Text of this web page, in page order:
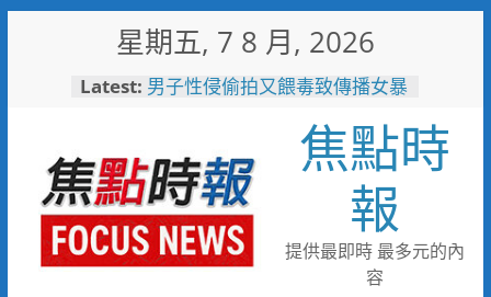
星期五, 7 8 月, 2026
Latest: 男子性侵偷拍又餵毒致傳播女暴
每周抽籤展示AI神隊友！ 敏實
科大全面邁向AI Agent大學新里
程
「路不是你的」！騎士大鬧城鎮
韌性演習 前鎮警鐵腕攔停送辦
珍惜119報案專線資源 切勿無故
撥打或謊報案件
白海豚颱風來襲！台電台東區處
焦點時
報
提供最即時 最多元的內
容